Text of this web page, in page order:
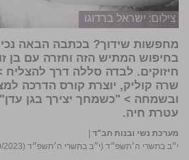
צילום: ישראל ברדוגו
מחפשות שידוך? בכתבה הבאה
בחיפוש המתיש הזה וחזרה עם בן
חיזוקים. לבדה סללה דרך להצליח
שרה קוליק, יוצרת קורס הדרכה
ובשמחה > "כשמחך יצירך בגן
עטרת חיה.
מערכת נשי ובנות חב"ד
י״ב בתשרי ה׳תשפ״ד (י״ב בתשרי ה׳תשפ״ד (27/09/2023))